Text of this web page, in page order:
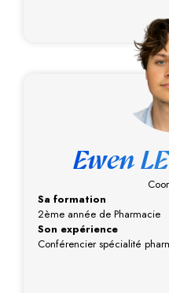
Ewen
Sa formation
2ème année de Pharmacie
Son expérience
Conférencier spécialité